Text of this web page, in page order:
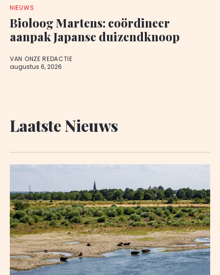
NIEUWS
Bioloog Martens: coördineer
aanpak Japanse duizendknoop
VAN ONZE REDACTIE
augustus 6, 2026
Laatste Nieuws